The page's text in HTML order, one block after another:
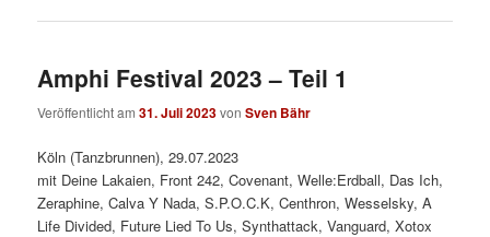
Amphi Festival 2023 – Teil 1
Veröffentlicht am31. Juli 2023vonSven Bähr
Köln (Tanzbrunnen), 29.07.2023
mit Deine Lakaien, Front 242, Covenant, Welle:Erdball, Das Ich,
Zeraphine, Calva Y Nada, S.P.O.C.K, Centhron, Wesselsky, A
Life Divided, Future Lied To Us, Synthattack, Vanguard, Xotox